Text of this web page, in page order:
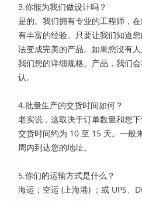
3.你能为我们做设计吗？
是的。我们拥有专业的工程师，
有丰富的经验。只要让我们知道
法变成完美的产品。如果您没有
我们您的详细规格。产品，我们
认。
4.批量生产的交货时间如何？
老实说，这取决于订单数量和您
交货时间约为 10 至 15 天。一般
周内到达您的地址。
5.你们的运输方式是什么？
海运；空运 (上海港) ；或 UPS、